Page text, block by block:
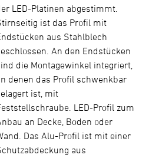
LED-Platinen abgestimmt.
ist das Profil mit
aus Stahlblech
An den Endstücken
die Montagewinkel integriert,
denen das Profil schwenkbar
ist, mit
LED-Profil zum
an Decke, Boden oder
Das Alu-Profil ist mit einer
aus